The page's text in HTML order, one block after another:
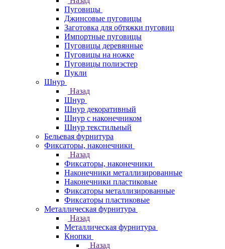
Пуговицы
Джинсовые пуговицы
Заготовка для обтяжки пуговиц
Импортные пуговицы
Пуговицы деревянные
Пуговицы на ножке
Пуговицы полиэстер
Пукли
Шнур
Назад
Шнур
Шнур декоративный
Шнур с наконечником
Шнур текстильный
Бельевая фурнитура
Фиксаторы, наконечники
Назад
Фиксаторы, наконечники
Наконечники металлизированные
Наконечники пластиковые
Фиксаторы металлизированные
Фиксаторы пластиковые
Металлическая фурнитура
Назад
Металлическая фурнитура
Кнопки
Назад